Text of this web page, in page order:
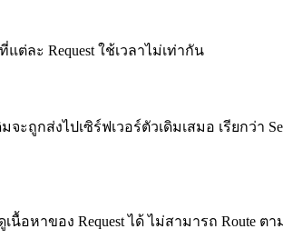
แต่ละ Request ใช้เวลาไม่เท่ากัน
กส่งไปเซิร์ฟเวอร์ตัวเดิมเสมอ เรียกว่า
หาของ Request ได้ ไม่สามารถ Route ตาม